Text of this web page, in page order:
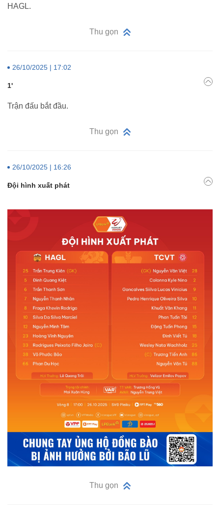
HAGL.
Thu gọn
26/10/2025 | 17:02
1'
Trận đấu bắt đầu.
Thu gọn
26/10/2025 | 16:26
Đội hình xuất phát
Thu gọn